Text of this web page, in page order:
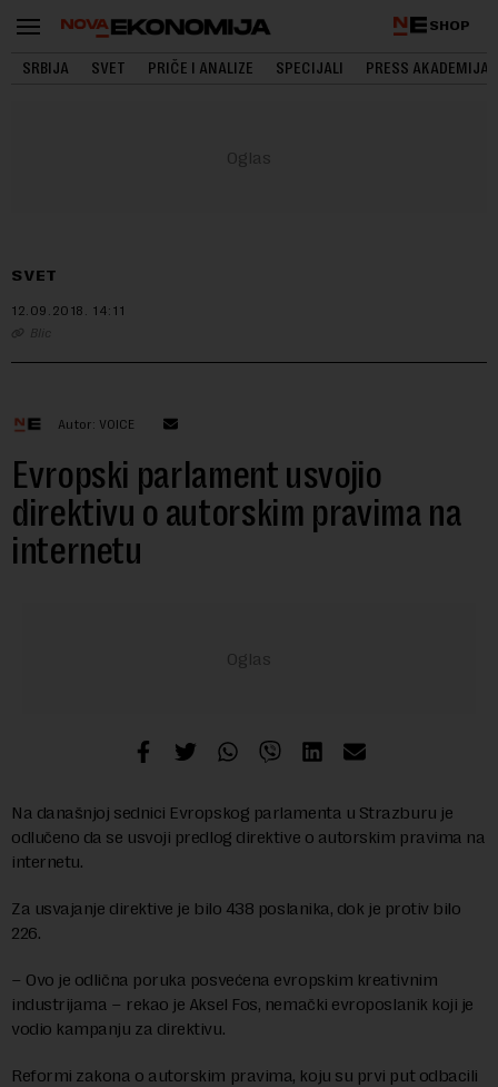
SHOP
SRBIJA SVET PRIČE I ANALIZE SPECIJALI PRESS AKADEMIJA
SVET
12.09.2018. 14:11
Blic
Autor: VOICE
Evropski parlament usvojio
direktivu o autorskim pravima na
internetu
Na današnjoj sednici Evropskog parlamenta u Strazburu je
odlučeno da se usvoji predlog direktive o autorskim pravima na
internetu.
Za usvajanje direktive je bilo 438 poslanika, dok je protiv bilo
226.
– Ovo je odlična poruka posvećena evropskim kreativnim
industrijama – rekao je Aksel Fos, nemački evroposlanik koji je
vodio kampanju za direktivu.
Reformi zakona o autorskim pravima, koju su prvi put odbacili